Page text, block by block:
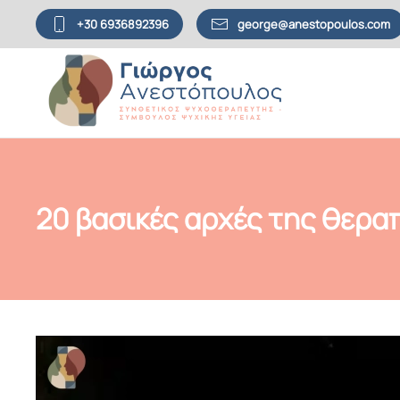
Skip to main content
+30 6936892396 george@anestopoulos.com
20 βασικές αρχές της